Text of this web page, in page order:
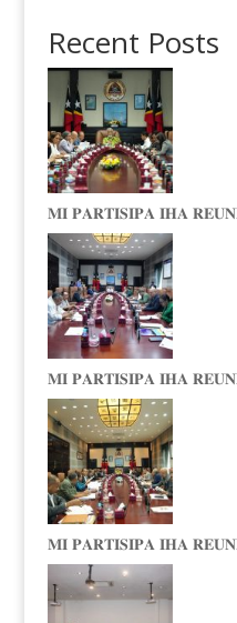
Recent Posts
𝐌𝐈 𝐏𝐀𝐑𝐓𝐈𝐒𝐈𝐏𝐀 𝐈𝐇𝐀
𝐌𝐈 𝐏𝐀𝐑𝐓𝐈𝐒𝐈𝐏𝐀 𝐈𝐇𝐀
𝐌𝐈 𝐏𝐀𝐑𝐓𝐈𝐒𝐈𝐏𝐀 𝐈𝐇𝐀